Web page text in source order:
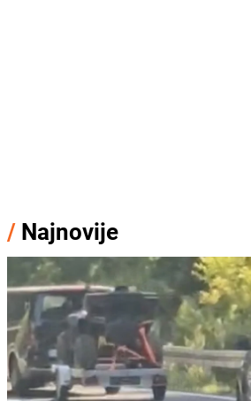
/ Najnovije